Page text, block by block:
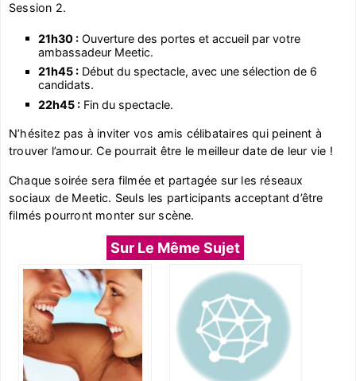
Session 2.
21h30 : Ouverture des portes et accueil par votre
ambassadeur Meetic.
21h45 : Début du spectacle, avec une sélection de 6
candidats.
22h45 : Fin du spectacle.
N’hésitez pas à inviter vos amis célibataires qui peinent à
trouver l’amour. Ce pourrait être le meilleur date de leur vie !
Chaque soirée sera filmée et partagée sur les réseaux
sociaux de Meetic. Seuls les participants acceptant d’être
filmés pourront monter sur scène.
Sur Le Même Sujet